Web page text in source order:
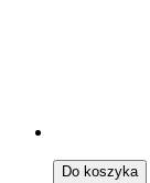
Do koszyka